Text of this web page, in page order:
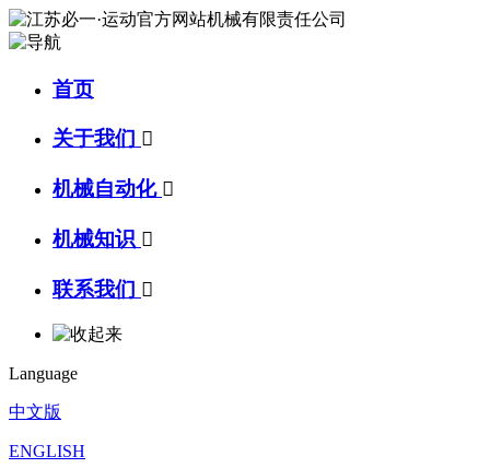
首页
关于我们 
机械自动化 
机械知识 
联系我们 
Language
中文版
ENGLISH